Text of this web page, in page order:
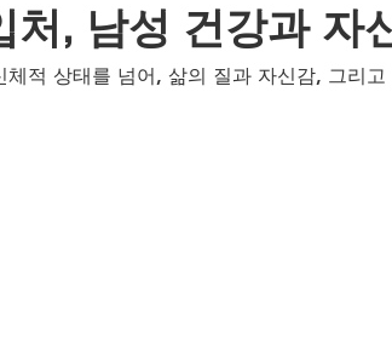
처, 남성 건강과 자
적 상태를 넘어, 삶의 질과 자신감, 그리